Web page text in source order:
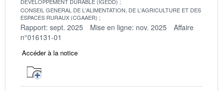
CONSEIL GENERAL DE L'ALIMENTATION, DE L'AGRICULTURE ET DES
ESPACES RURAUX (CGAAER)
Rapport: sept. 2025 Mise en ligne: nov. 2025
Affaire
n°016131-01
Accéder à la notice